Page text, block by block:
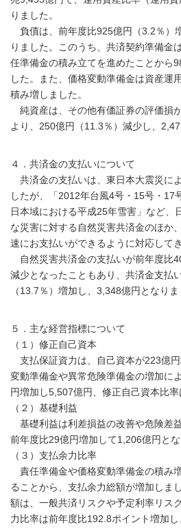
りました。
負債は、前年度比925億円（3.2％）
りました。このうち、共済契約準備金
任準備金の積み立てを進めたことから
した。また、価格変動準備金は資産運
積み増しました。
純資産は、その他有価証券の評価損
より、250億円（11.3％）減少し、
４．共済金の支払いについて
共済金の支払いは、東日本大震災に
したが、「2012年台風4号・15号・17
日本域における平成25年雪害」など、
な災害に対する自然災害共済金のほか
速にお支払いができるように対応して
自然災害共済金の支払いが前年度比
減少となったこともあり、共済金支払
（13.7％）増加し、3,348億円となりま
５．主な経営指標について
（１）修正自己資本
支払保証資力は、自己資本が223億
変動準備金や異常危険準備金の増加に
円増加し5,507億円、修正自己資本比率
（２）基礎利益
基礎利益は利差損益の改善や危険差
前年度比29億円増加して1,206億円とな
（３）支払余力比率
責任準備金や価格変動準備金の積み
ることから、支払余力総額が増加しま
額は、一般共済リスクや予定利率リス
力比率は前年度比192.8ポイント増加